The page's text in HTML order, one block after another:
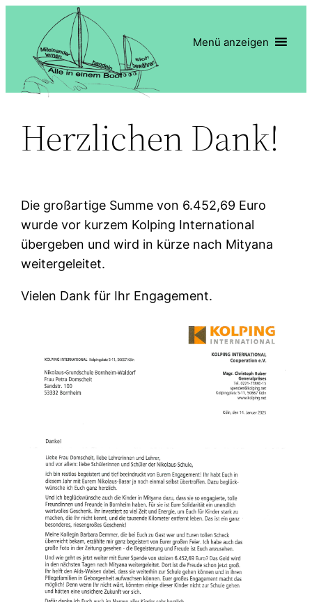
springen
Menü anzeigen
Herzlichen Dank!
Die großartige Summe von 6.452,69 Euro
wurde vor kurzem Kolping International
übergeben und wird in kürze nach Mityana
weitergeleitet.
Vielen Dank für Ihr Engagement.